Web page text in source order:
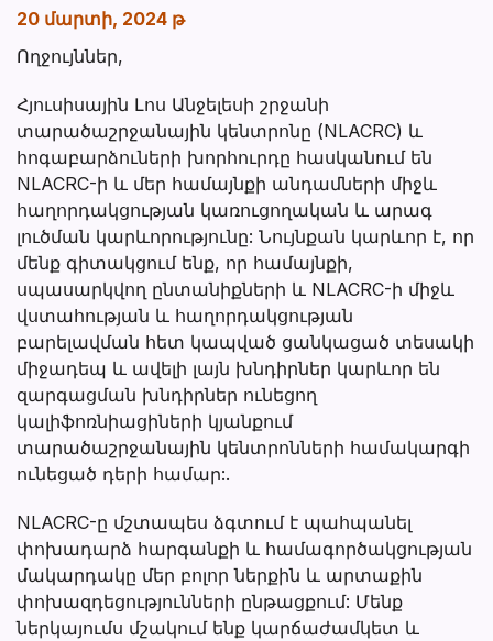
20 մարտի, 2024 թ
Ողջույններ,
Հյուսիսային Լոս Անջելեսի շրջանի
տարածաշրջանային կենտրոնը (NLACRC) և
հոգաբարձուների խորհուրդը հասկանում են
NLACRC-ի և մեր համայնքի անդամների միջև
հաղորդակցության կառուցողական և արագ
լուծման կարևորությունը: Նույնքան կարևոր է, որ
մենք գիտակցում ենք, որ համայնքի,
սպասարկվող ընտանիքների և NLACRC-ի միջև
վստահության և հաղորդակցության
բարելավման հետ կապված ցանկացած տեսակի
միջադեպ և ավելի լայն խնդիրներ կարևոր են
զարգացման խնդիրներ ունեցող
կալիֆոռնիացիների կյանքում
տարածաշրջանային կենտրոնների համակարգի
ունեցած դերի համար:.
NLACRC-ը մշտապես ձգտում է պահպանել
փոխադարձ հարգանքի և համագործակցության
մակարդակը մեր բոլոր ներքին և արտաքին
փոխազդեցությունների ընթացքում: Մենք
ներկայումս մշակում ենք կարճաժամկետ և